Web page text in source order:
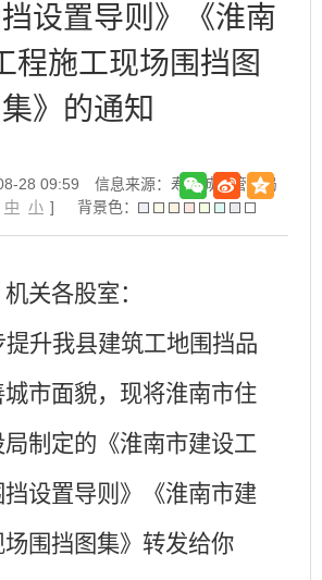
设置导则》《淮南
程施工现场围挡图
集》的通知
28 09:59
信息来源：寿县城市管理局
中 小 ] 背景色：
关各股室：
提升我县建筑工地围挡品
市面貌，现将淮南市住
制定的《淮南市建设工
设置导则》《淮南市建
围挡图集》转发给你